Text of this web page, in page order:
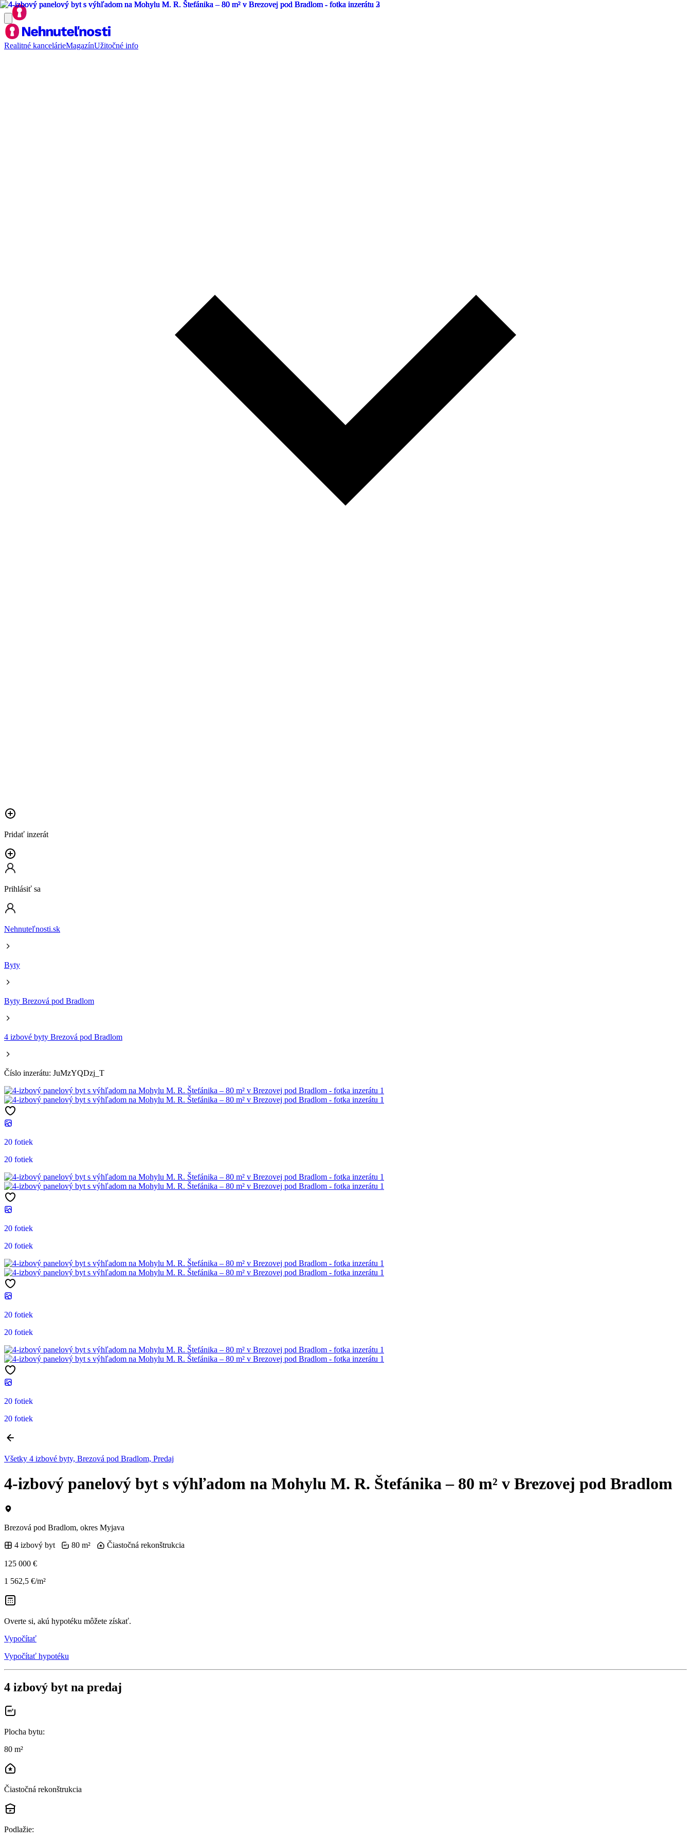
Realitné kancelárieMagazínUžitočné info
Pridať inzerát
Prihlásiť sa
Nehnuteľnosti.sk
Byty
Byty Brezová pod Bradlom
4 izbové byty Brezová pod Bradlom
Číslo inzerátu: JuMzYQDzj_T
20 fotiek
20 fotiek
20 fotiek
20 fotiek
20 fotiek
20 fotiek
20 fotiek
20 fotiek
Všetky 4 izbové byty, Brezová pod Bradlom, Predaj
4-izbový panelový byt s výhľadom na Mohylu M. R. Štefánika – 80 m² v Brezovej pod Bradlom
Brezová pod Bradlom, okres Myjava
4 izbový byt
80 m² Čiastočná rekonštrukcia
125 000 €
1 562,5 €/m²
Overte si, akú hypotéku môžete získať.
Vypočítať
Vypočítať hypotéku
4 izbový byt na predaj
Plocha bytu:
80 m²
Čiastočná rekonštrukcia
Podlažie: